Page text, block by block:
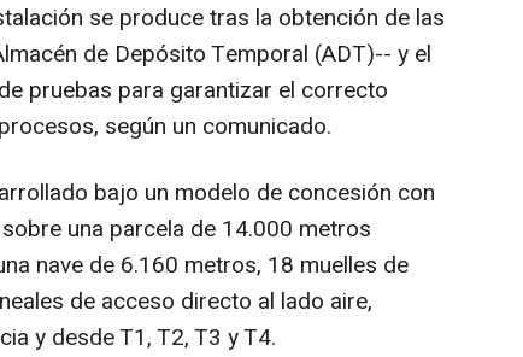
se produce tras la obtención de las
de Depósito Temporal (ADT)-- y el
pruebas para garantizar el correcto
según un comunicado.
bajo un modelo de concesión con
una parcela de 14.000 metros
nave de 6.160 metros, 18 muelles de
de acceso directo al lado aire,
y desde T1, T2, T3 y T4.